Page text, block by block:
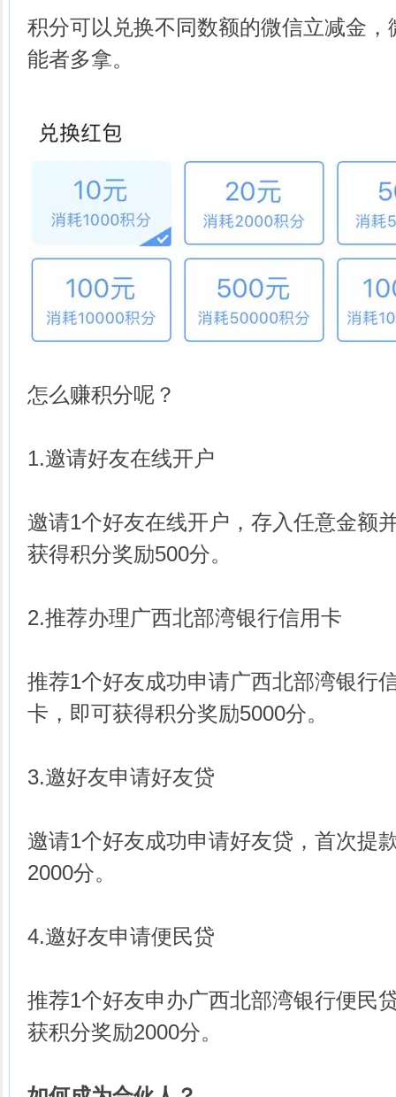
积分可以兑换不同数额的微信立减金
能者多拿。
怎么赚积分呢？
1.邀请好友在线开户
邀请1个好友在线开户，存入任意金额
获得积分奖励500分。
2.推荐办理广西北部湾银行信用卡
推荐1个好友成功申请广西北部湾银行
卡，即可获得积分奖励5000分。
3.邀好友申请好友贷
邀请1个好友成功申请好友贷，首次提
2000分。
4.邀好友申请便民贷
推荐1个好友申办广西北部湾银行便民
获积分奖励2000分。